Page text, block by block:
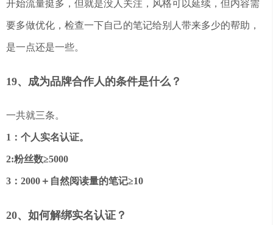
开始流量挺多，但就是没人关注，风格可以延续，但内容需
要多做优化，检查一下自己的笔记给别人带来多少的帮助，
是一点还是一些。
19、成为品牌合作人的条件是什么？
一共就三条。
1：个人实名认证。
2:粉丝数≥5000
3：2000＋自然阅读量的笔记≥10
20、如何解绑实名认证？